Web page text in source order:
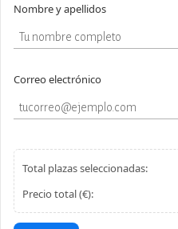
Nombre y apellidos
Correo electrónico
Total plazas seleccionadas:
Precio total (€):